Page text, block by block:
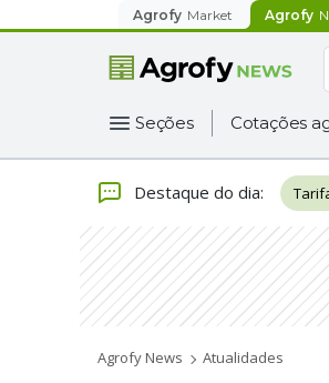
Agrofy Market Agrofy
Seções Cotações
Destaque do dia:
Agrofy News Atualidades